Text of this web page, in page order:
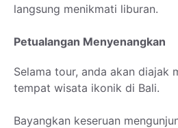
langsung menikmati liburan.
Petualangan Menyenangkan
Selama tour, anda akan diajak
tempat wisata ikonik di Bali.
Bayangkan keseruan